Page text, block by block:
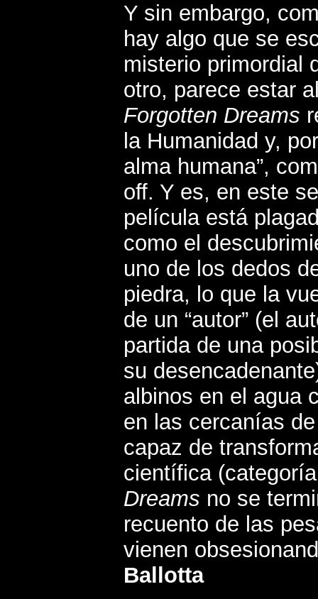
Y sin embargo,
hay algo que se
misterio primordial
otro, parece estar
Forgotten Dreams
la Humanidad y,
alma humana”,
off. Y es, en este
película está
como el
uno de los dedos
piedra, lo que la
de un “autor” (el
partida de una
su
albinos en el agua
en las cercanías
capaz de
científica
Dreams no se
recuento de las
vienen
Ballotta